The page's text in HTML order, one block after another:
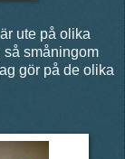
ute på olika
så småningom
gör på de olika